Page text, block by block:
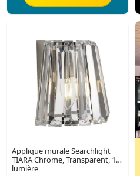
Applique murale Searchlight
TIARA Chrome, Transparent, 1
lumière